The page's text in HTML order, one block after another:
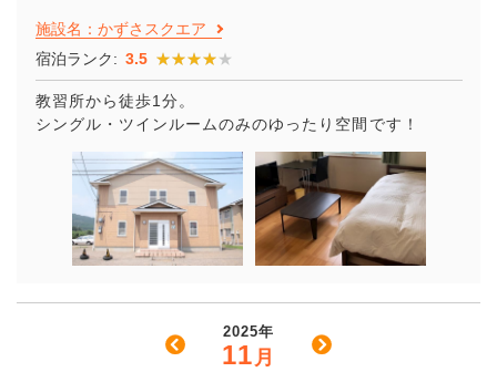
施設名：かずさスクエア
宿泊ランク: 3.5 ★★★★★
★★★★★
教習所から徒歩1分。
シングル・ツインルームのみのゆったり空間です！
2025年
11 月